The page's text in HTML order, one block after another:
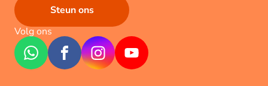
Steun ons
Volg ons